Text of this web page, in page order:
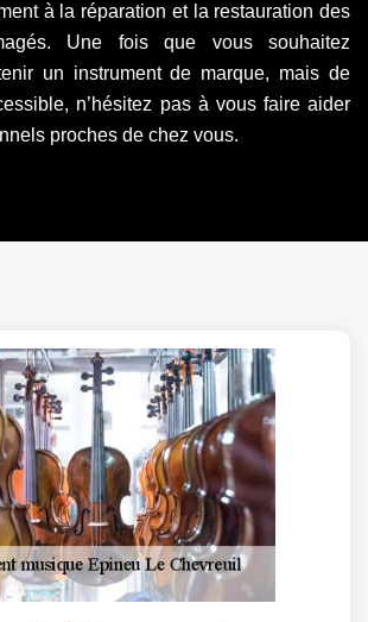
à la réparation et la restauration des
Une fois que vous souhaitez
un instrument de marque, mais de
n’hésitez pas à vous faire aider
proches de chez vous.